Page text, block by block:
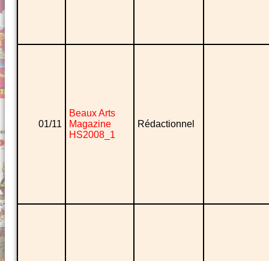
01/11
Beaux Arts
Magazine
HS2008_1
Rédactionnel